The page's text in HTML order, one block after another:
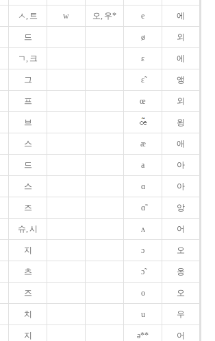
ㅅ, 트 w 오, 우* e 에
드 ø 외
ㄱ, 크 ɛ 에
그 ɛ̃ 앵
프 œ 외
브 욍
스 æ 애
드 a 아
스 ɑ 아
즈 ɑ̃ 앙
슈, 시 ʌ 어
지 ɔ 오
츠 ɔ̃ 옹
즈 o 오
치 u 우
지 ə** 어